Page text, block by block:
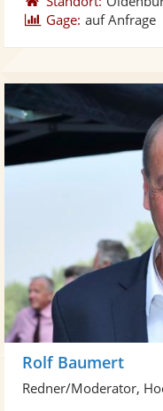
Gage: auf Anfrage
Rolf Baumert
Redner/Moderator,